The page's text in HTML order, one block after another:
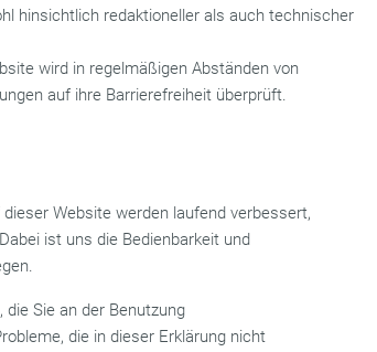
hinsichtlich redaktioneller als auch technischer
wird in regelmäßigen Abständen von
auf ihre Barrierefreiheit überprüft.
Website werden laufend verbessert,
ist uns die Bedienbarkeit und
die Sie an der Benutzung
die in dieser Erklärung nicht